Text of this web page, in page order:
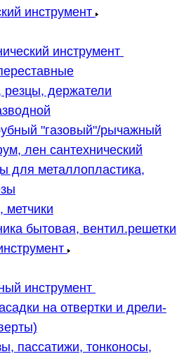
инструмент
инструмент
резцы, держатели
"газовый"/рычажный
лен сантехнический
для металлопластика,
метчики
бытовая, вентил.решетки
инструмент
на отвертки и дрели-
пассатижи, тонконосы,